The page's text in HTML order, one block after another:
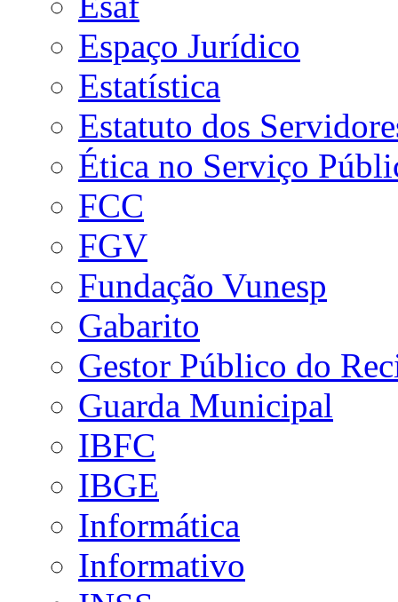
Espaço Jurídico
Estatística
Estatuto dos
Ética no Serviço
FCC
FGV
Fundação Vunesp
Gabarito
Gestor Público do
Guarda Municipal
IBFC
IBGE
Informática
Informativo